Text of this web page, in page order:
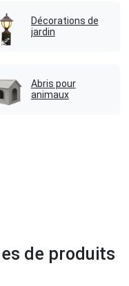
Décorations de
jardin
Abris pour
animaux
de produits